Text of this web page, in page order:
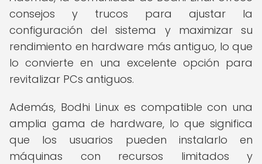
consejos y trucos para ajustar la
configuración del sistema y maximizar su
rendimiento en hardware más antiguo, lo que
lo convierte en una excelente opción para
revitalizar PCs antiguos.
Además, Bodhi Linux es compatible con una
amplia gama de hardware, lo que significa
que los usuarios pueden instalarlo en
máquinas con recursos limitados y